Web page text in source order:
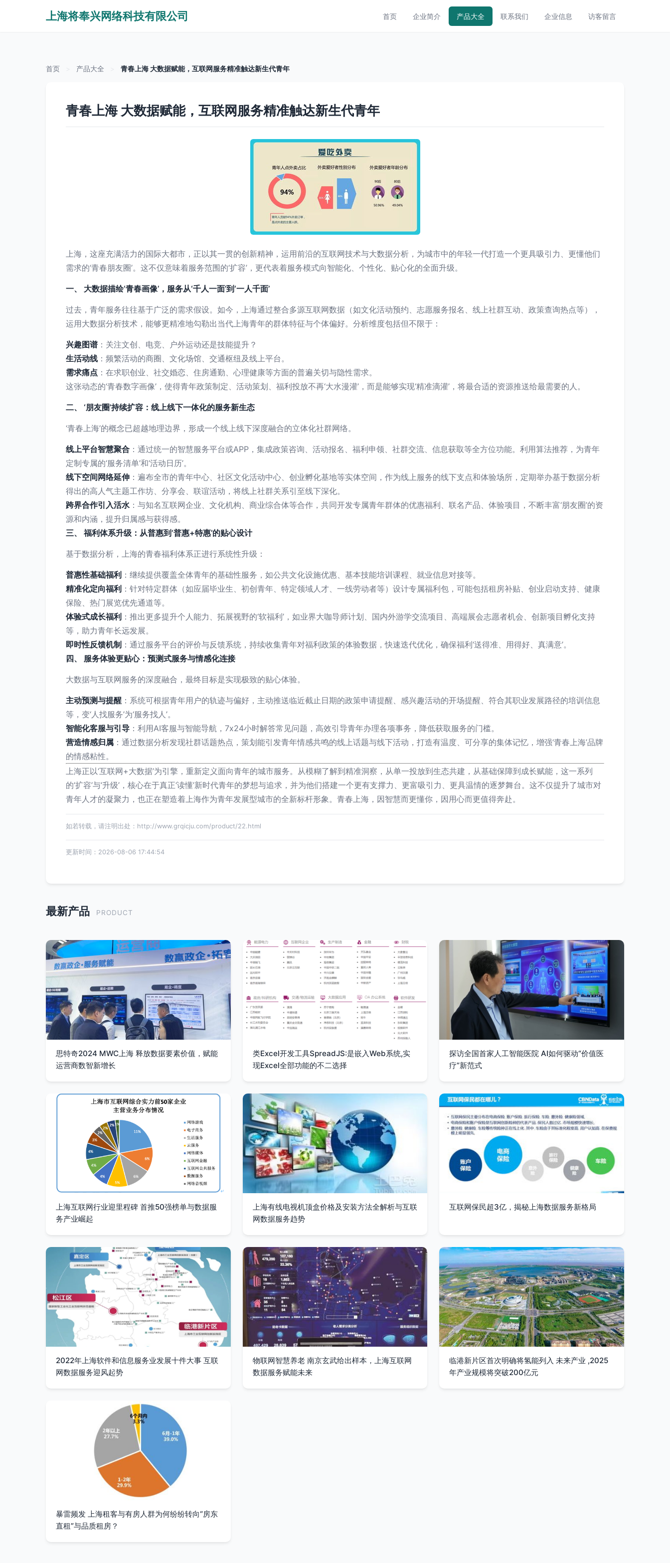
上海将奉兴网络科技有限公司 首页 企业简介 产品大全 联系我们 企业信息 访客留言
首页 产品大全 青春上海 大数据赋能，互联网服务精准触达新生代青年
青春上海 大数据赋能，互联网服务精准触达新生代青年
上海，这座充满活力的国际大都市，正以其一贯的创新精神，运用前沿的互联网技术与大数据分析，为城市中的年轻一代打造一个更具吸引力、更懂他们
需求的‘青春朋友圈’。这不仅意味着服务范围的‘扩容’，更代表着服务模式向智能化、个性化、贴心化的全面升级。
一、 大数据描绘‘青春画像’，服务从‘千人一面’到‘一人千面’
过去，青年服务往往基于广泛的需求假设。如今，上海通过整合多源互联网数据（如文化活动预约、志愿服务报名、线上社群互动、政策查询热点等），
运用大数据分析技术，能够更精准地勾勒出当代上海青年的群体特征与个体偏好。分析维度包括但不限于：
兴趣图谱：关注文创、电竞、户外运动还是技能提升？
生活动线 ：频繁活动的商圈、文化场馆、交通枢纽及线上平台。
需求痛点 ：在求职创业、社交婚恋、住房通勤、心理健康等方面的普遍关切与隐性需求。
这张动态的‘青春数字画像’，使得青年政策制定、活动策划、福利投放不再‘大水漫灌’，而是能够实现‘精准滴灌’，将最合适的资源推送给最需要的人。
二、 ‘朋友圈’持续扩容：线上线下一体化的服务新生态
‘青春上海’的概念已超越地理边界，形成一个线上线下深度融合的立体化社群网络。
线上平台智慧聚合 ：通过统一的智慧服务平台或APP，集成政策咨询、活动报名、福利申领、社群交流、信息获取等全方位功能。利用算法推荐，为青年
定制专属的‘服务清单’和‘活动日历’。
线下空间网络延伸 ：遍布全市的青年中心、社区文化活动中心、创业孵化基地等实体空间，作为线上服务的线下支点和体验场所，定期举办基于数据分析
得出的高人气主题工作坊、分享会、联谊活动，将线上社群关系引至线下深化。
跨界合作引入活水：与知名互联网企业、文化机构、商业综合体等合作，共同开发专属青年群体的优惠福利、联名产品、体验项目，不断丰富‘朋友圈’的资
源和内涵，提升归属感与获得感。
三、 福利体系升级：从普惠到‘普惠+特惠’的贴心设计
基于数据分析，上海的青春福利体系正进行系统性升级：
普惠性基础福利 ：继续提供覆盖全体青年的基础性服务，如公共文化设施优惠、基本技能培训课程、就业信息对接等。
精准化定向福利 ：针对特定群体（如应届毕业生、初创青年、特定领域人才、一线劳动者等）设计专属福利包，可能包括租房补贴、创业启动支持、健康
保险、热门展览优先通道等。
体验式成长福利 ：推出更多提升个人能力、拓展视野的‘软福利’，如业界大咖导师计划、国内外游学交流项目、高端展会志愿者机会、创新项目孵化支持
等，助力青年长远发展。
即时性反馈机制 ：通过服务平台的评价与反馈系统，持续收集青年对福利政策的体验数据，快速迭代优化，确保福利‘送得准、用得好、真满意’。
四、 服务体验更贴心：预测式服务与情感化连接
大数据与互联网服务的深度融合，最终目标是实现极致的贴心体验。
主动预测与提醒 ：系统可根据青年用户的轨迹与偏好，主动推送临近截止日期的政策申请提醒、感兴趣活动的开场提醒、符合其职业发展路径的培训信息
等，变‘人找服务’为‘服务找人’。
智能化客服与引导 ：利用AI客服与智能导航，7x24小时解答常见问题，高效引导青年办理各项事务，降低获取服务的门槛。
营造情感归属 ：通过数据分析发现社群话题热点，策划能引发青年情感共鸣的线上话题与线下活动，打造有温度、可分享的集体记忆，增强‘青春上海’品牌
的情感粘性。
上海正以‘互联网+大数据’为引擎，重新定义面向青年的城市服务。从模糊了解到精准洞察，从单一投放到生态共建，从基础保障到成长赋能，这一系列
的‘扩容’与‘升级’，核心在于真正‘读懂’新时代青年的梦想与追求，并为他们搭建一个更有支撑力、更富吸引力、更具温情的逐梦舞台。这不仅提升了城市对
青年人才的凝聚力，也正在塑造着上海作为青年发展型城市的全新标杆形象。青春上海，因智慧而更懂你，因用心而更值得奔赴。
如若转载，请注明出处：http://www.grqicju.com/product/22.html
更新时间：2026-08-06 17:44:54
最新产品 PRODUCT
思特奇2024 MWC上海 释放数据要素价值，赋能
运营商数智新增长
类Excel开发工具SpreadJS:是嵌入Web系统,实
现Excel全部功能的不二选择
探访全国首家人工智能医院 AI如何驱动“价值医
疗”新范式
上海互联网行业迎里程碑 首推50强榜单与数据服
务产业崛起
上海有线电视机顶盒价格及安装方法全解析与互联
网数据服务趋势
互联网保民超3亿，揭秘上海数据服务新格局
2022年上海软件和信息服务业发展十件大事 互联
网数据服务迎风起势
物联网智慧养老 南京玄武给出样本，上海互联网
数据服务赋能未来
临港新片区首次明确将氢能列入 未来产业 ,2025
年产业规模将突破200亿元
暴雷频发 上海租客与有房人群为何纷纷转向“房东
直租”与品质租房？